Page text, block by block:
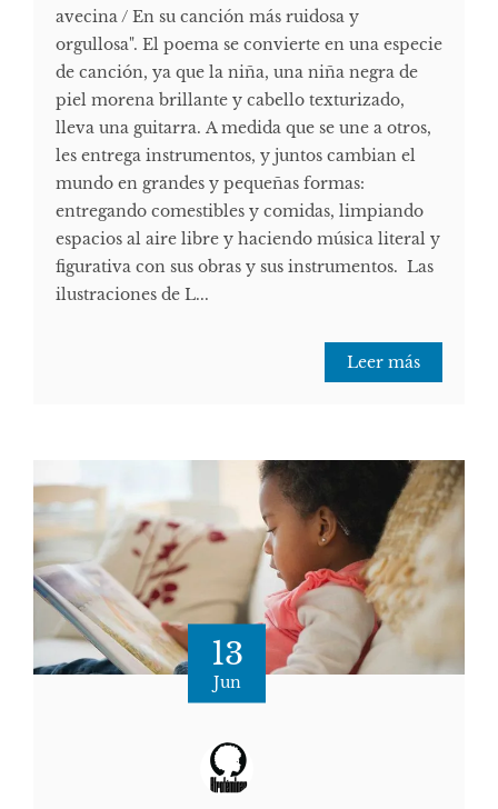
avecina / En su canción más ruidosa y
orgullosa". El poema se convierte en una especie
de canción, ya que la niña, una niña negra de
piel morena brillante y cabello texturizado,
lleva una guitarra. A medida que se une a otros,
les entrega instrumentos, y juntos cambian el
mundo en grandes y pequeñas formas:
entregando comestibles y comidas, limpiando
espacios al aire libre y haciendo música literal y
figurativa con sus obras y sus instrumentos. Las
ilustraciones de L...
Leer más
13
Jun